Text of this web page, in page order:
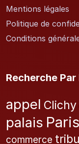
Mentions légales
Politique de
Conditions
Recherche
appel Clichy
palais Paris
commerce